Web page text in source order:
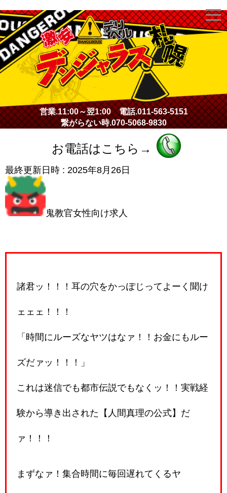
激安デリヘル・デンジャラス札幌
営業.11:00～翌1:00電話.011-563-5151
繋がらない時.070-5068-9830
お電話はこちら→
最終更新日時 : 2025年8月26日
鬼教官女性向け求人
諸君ッ！！！耳の穴をかっぽじってよーく聞け
ェェェ！！！
「時間にルーズなヤツはなァ！！お金にもルー
ズだァッ！！！」
これは迷信でも都市伝説でもなくッ！！実戦経
験から導き出された【人間真理の公式】だ
ァ！！！
まずなァ！集合時間に毎回遅れてくるヤ